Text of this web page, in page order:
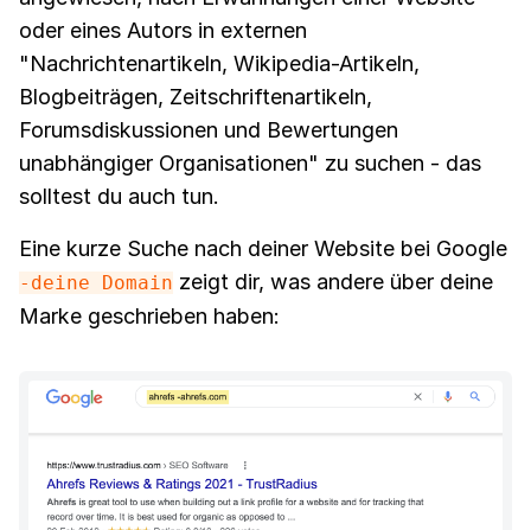
oder eines Autors in externen
"Nachrichtenartikeln, Wikipedia-Artikeln,
Blogbeiträgen, Zeitschriftenartikeln,
Forumsdiskussionen und Bewertungen
unabhängiger Organisationen" zu suchen - das
solltest du auch tun.
Eine kurze Suche nach deiner Website bei Google
-deine Domain zeigt dir, was andere über deine
Marke geschrieben haben: